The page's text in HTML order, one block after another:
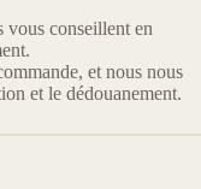
vous conseillent en
et nous nous
et le dédouanement.